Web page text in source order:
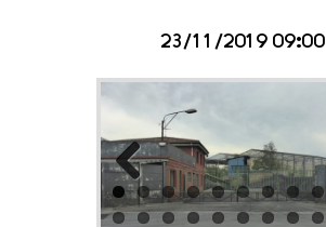
23/11/2019 09:00
Previous